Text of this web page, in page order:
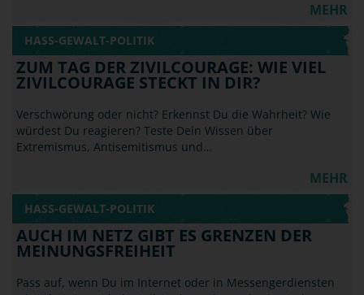
MEHR
HASS-GEWALT-POLITIK
ZUM TAG DER ZIVILCOURAGE: WIE VIEL
ZIVILCOURAGE STECKT IN DIR?
Verschwörung oder nicht? Erkennst Du die Wahrheit? Wie
würdest Du reagieren? Teste Dein Wissen über
Extremismus, Antisemitismus und…
MEHR
HASS-GEWALT-POLITIK
AUCH IM NETZ GIBT ES GRENZEN DER
MEINUNGSFREIHEIT
Pass auf, wenn Du im Internet oder in Messengerdiensten